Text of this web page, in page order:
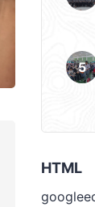
HTML